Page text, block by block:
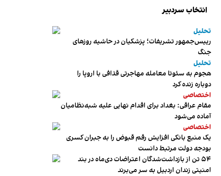
انتخاب سردبیر
تحلیل
رییس‌جمهور تشریفات؛ پزشکیان در حاشیه روزهای
جنگ
تحلیل
هجوم به سئوتا معامله مهاجرتی قذافی با اروپا را
دوباره زنده کرد
اختصاصی
مقام عراقی: بغداد برای اقدام نهایی علیه شبه‌نظامیان
آماده می‌شود
اختصاصی
یک منبع بانکی افزایش رقم قبوض را به جبران کسری
بودجه دولت مرتبط دانست
۵۴ تن از بازداشت‌شدگان اعتراضات دی‌ماه در بند
امنیتی زندان اردبیل به سر می‌برند